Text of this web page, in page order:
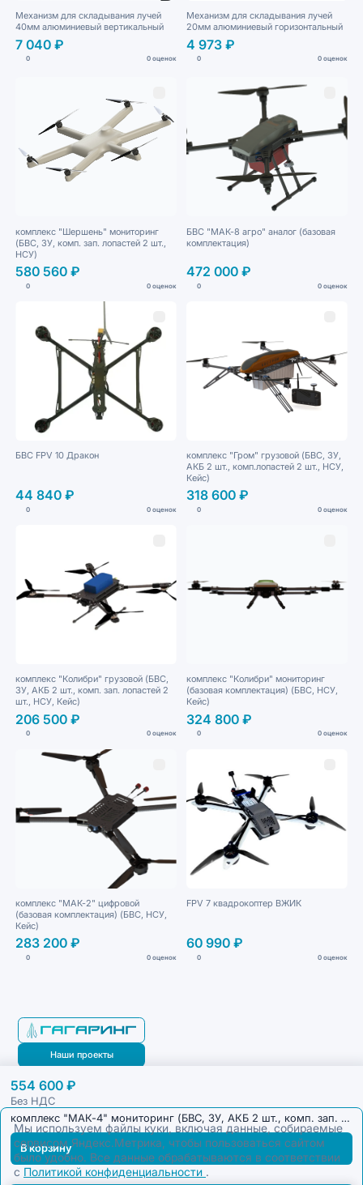
Мы используем файлы куки, включая данные, собираемые
сервисом Яндекс.Метрика, чтобы пользоваться сайтом
было удобно. Все данные обрабатываются в соответствии
с Политикой конфиденциальности .
Механизм для складывания лучей
40мм алюминиевый вертикальный
7 040 ₽
0 0 оценок
Механизм для складывания лучей
20мм алюминиевый горизонтальный
4 973 ₽
0 0 оценок
комплекс "Шершень" мониторинг
(БВС, ЗУ, комп. зап. лопастей 2 шт.,
НСУ)
580 560 ₽
0 0 оценок
БВС "МАК-8 агро" аналог (базовая
комплектация)
472 000 ₽
0 0 оценок
БВС FPV 10 Дракон
44 840 ₽
0 0 оценок
комплекс "Гром" грузовой (БВС, ЗУ,
АКБ 2 шт., комп.лопастей 2 шт., НСУ,
Кейс)
318 600 ₽
0 0 оценок
комплекс "Колибри" грузовой (БВС,
ЗУ, АКБ 2 шт., комп. зап. лопастей 2
шт., НСУ, Кейс)
206 500 ₽
0 0 оценок
комплекс "Колибри" мониторинг
(базовая комплектация) (БВС, НСУ,
Кейс)
324 800 ₽
0 0 оценок
комплекс "МАК-2" цифровой
(базовая комплектация) (БВС, НСУ,
Кейс)
283 200 ₽
0 0 оценок
FPV 7 квадрокоптер ВЖИК
60 990 ₽
0 0 оценок
554 600 ₽
Без НДС
комплекс "МАК-4" мониторинг (БВС, ЗУ, АКБ 2 шт., комп. зап. лопастей 2 шт., НСУ, Кейс)
В корзину
Наши проекты
Блог